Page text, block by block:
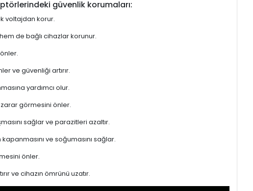
güvenlik korumaları:
voltajdan korur.
hem de bağlı cihazlar korunur.
ve güvenliği artırır.
yardımcı olur.
görmesini önler.
sağlar ve parazitleri azaltır.
ve soğumasını sağlar.
önler.
ve cihazın ömrünü uzatır.